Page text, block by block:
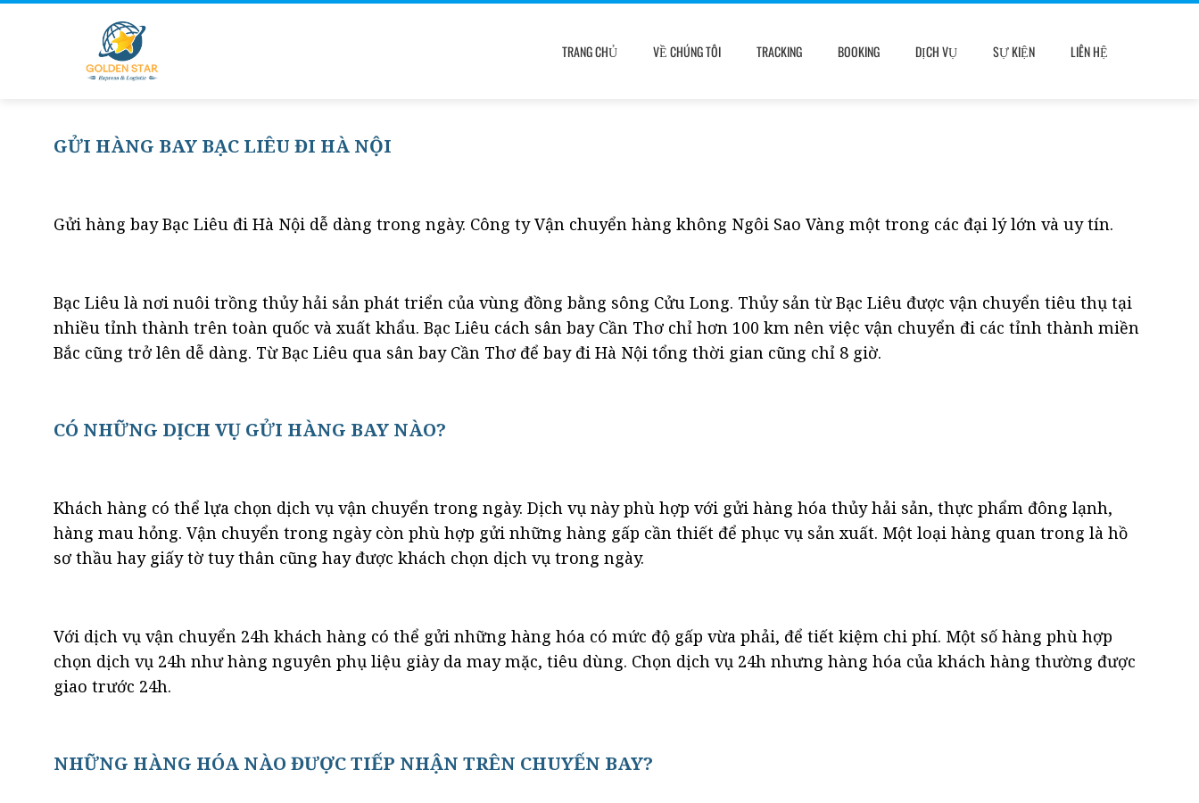
TRANG CHỦ VỀ CHÚNG TÔI TRACKING BOOKING DỊCH VỤ SỰ KIỆN LIÊN HỆ
GỬI HÀNG BAY BẠC LIÊU ĐI HÀ NỘI
Gửi hàng bay Bạc Liêu đi Hà Nội dễ dàng trong ngày. Công ty Vận chuyển hàng không Ngôi Sao Vàng một trong các đại lý lớn và uy tín.
Bạc Liêu là nơi nuôi trồng thủy hải sản phát triển của vùng đồng bằng sông Cửu Long. Thủy sản từ Bạc Liêu được vận chuyển tiêu thụ tại
nhiều tỉnh thành trên toàn quốc và xuất khẩu. Bạc Liêu cách sân bay Cần Thơ chỉ hơn 100 km nên việc vận chuyển đi các tỉnh thành miền
Bắc cũng trở lên dễ dàng. Từ Bạc Liêu qua sân bay Cần Thơ để bay đi Hà Nội tổng thời gian cũng chỉ 8 giờ.
CÓ NHỮNG DỊCH VỤ GỬI HÀNG BAY NÀO?
Khách hàng có thể lựa chọn dịch vụ vận chuyển trong ngày. Dịch vụ này phù hợp với gửi hàng hóa thủy hải sản, thực phẩm đông lạnh,
hàng mau hỏng. Vận chuyển trong ngày còn phù hợp gửi những hàng gấp cần thiết để phục vụ sản xuất. Một loại hàng quan trong là hồ
sơ thầu hay giấy tờ tuy thân cũng hay được khách chọn dịch vụ trong ngày.
Với dịch vụ vận chuyển 24h khách hàng có thể gửi những hàng hóa có mức độ gấp vừa phải, để tiết kiệm chi phí. Một số hàng phù hợp
chọn dịch vụ 24h như hàng nguyên phụ liệu giày da may mặc, tiêu dùng. Chọn dịch vụ 24h nhưng hàng hóa của khách hàng thường được
giao trước 24h.
NHỮNG HÀNG HÓA NÀO ĐƯỢC TIẾP NHẬN TRÊN CHUYẾN BAY?